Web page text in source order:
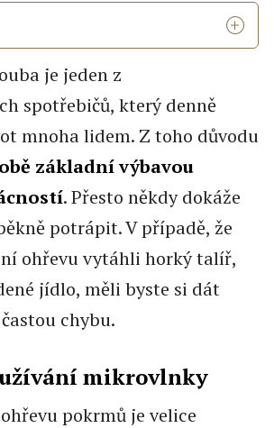
je jeden z
spotřebičů, který denně
mnoha lidem. Z toho důvodu
základní výbavou
. Přesto někdy dokáže
potrápit. V případě, že
ohřevu vytáhli horký talíř,
jídlo, měli byste si dát
chybu.
mikrovlnky
pokrmů je velice